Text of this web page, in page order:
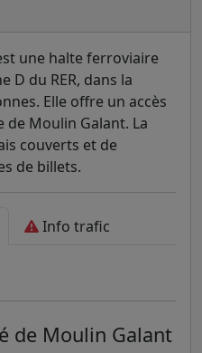
une halte ferroviaire
D du RER, dans la
Elle offre un accès
de Moulin Galant. La
couverts et de
de billets.
Info trafic
de Moulin Galant